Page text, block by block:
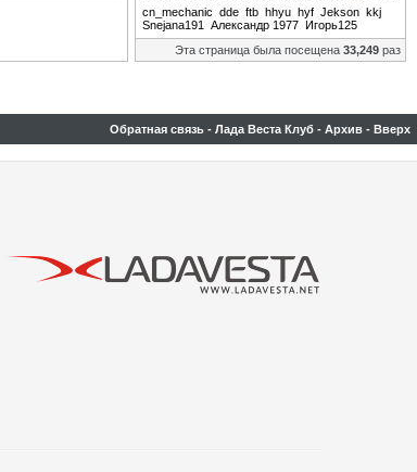
cn_mechanic dde ftb hhyu hyf Jekson kkj
Snejana191
Александр 1977 Игорь125
Эта страница была посещена 33,249 раз
Обратная связь - Лада Веста Клуб - Архив - Вверх